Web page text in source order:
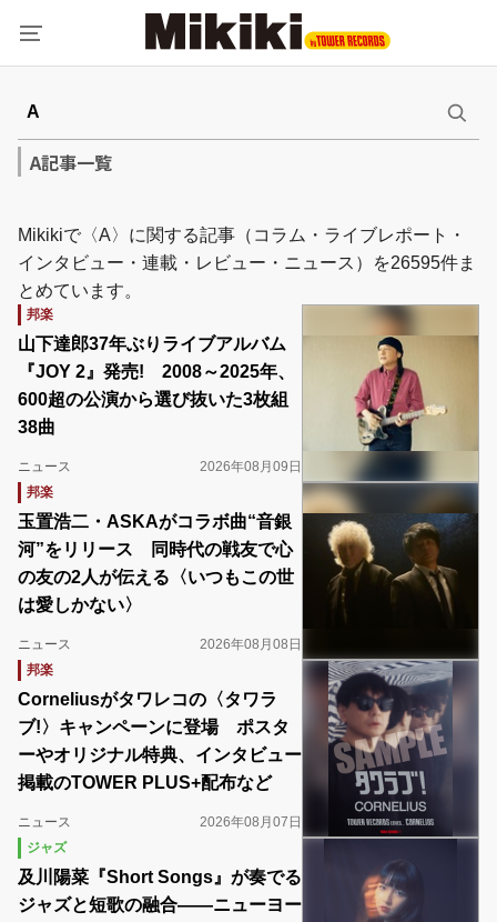
A記事一覧
Mikikiで〈A〉に関する記事（コラム・ライブレポート・
インタビュー・連載・レビュー・ニュース）を26595件ま
とめています。
邦楽
山下達郎37年ぶりライブアルバム
『JOY 2』発売! 2008～2025年、
600超の公演から選び抜いた3枚組
38曲
ニュース
2026年08月09日
邦楽
玉置浩二・ASKAがコラボ曲“音銀
河”をリリース 同時代の戦友で心
の友の2人が伝える〈いつもこの世
は愛しかない〉
ニュース
2026年08月08日
邦楽
Corneliusがタワレコの〈タワラ
ブ!〉キャンペーンに登場 ポスタ
ーやオリジナル特典、インタビュー
掲載のTOWER PLUS+配布など
ニュース
2026年08月07日
ジャズ
及川陽菜『Short Songs』が奏でる
ジャズと短歌の融合――ニューヨー